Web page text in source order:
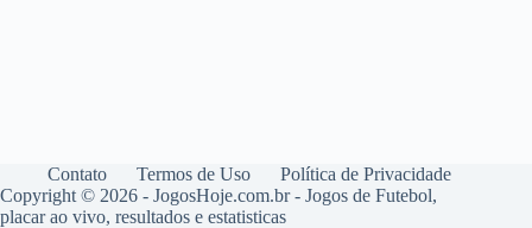
Contato Termos de Uso
Política de Privacidade
Copyright © 2026 - JogosHoje.com.br - Jogos de Futebol,
placar ao vivo, resultados e estatisticas